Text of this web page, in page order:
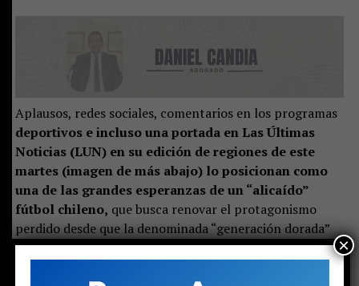
Aplausos, redes sociales, comentarios en los programas
deportivos e incluso una portada en Las Últimas
Noticias (LUN) en su edición de regiones de este
martes (imagen de más abajo) lo posicionan como
una de las grandes esperanzas de un “alicaído”
fútbol chileno, que busca renovar el protagonismo
perdido desde que la denominada “generación dorada”
dejó de liderar a la selección nacional.
×